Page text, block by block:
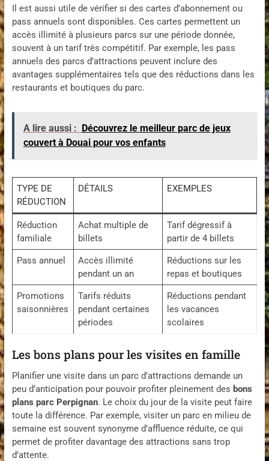
Il est aussi utile de vérifier si des cartes d’abonnement ou
pass annuels sont disponibles. Ces cartes permettent un
accès illimité à plusieurs parcs sur une période donnée,
souvent à un tarif très compétitif. Par exemple, les pass
annuels des parcs d’attractions peuvent inclure des
avantages supplémentaires tels que des réductions dans les
restaurants et boutiques du parc.
A lire aussi : Découvrez le meilleur parc de jeux
couvert à Douai pour vos enfants
TYPE DE
RÉDUCTION
DÉTAILS EXEMPLES
Réduction
familiale
Achat multiple de
billets
Tarif dégressif à
partir de 4 billets
Pass annuel
Accès illimité
pendant un an
Réductions sur les
repas et boutiques
Promotions
saisonnières
Tarifs réduits
pendant certaines
périodes
Réductions pendant
les vacances
scolaires
Les bons plans pour les visites en famille
Planifier une visite dans un parc d’attractions demande un
peu d’anticipation pour pouvoir profiter pleinement des bons
plans parc Perpignan. Le choix du jour de la visite peut faire
toute la différence. Par exemple, visiter un parc en milieu de
semaine est souvent synonyme d’affluence réduite, ce qui
permet de profiter davantage des attractions sans trop
d’attente.